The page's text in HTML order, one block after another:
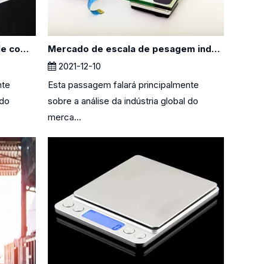
Mercado de células de carga de compressão - Análise global da indústria 2018 - 2026
Mercado de escala de pesagem industrial - Análise da indústria global 2021 - 2026
2021-12-10
Esta passagem falará principalmente
sobre a análise da indústria global do
merca...